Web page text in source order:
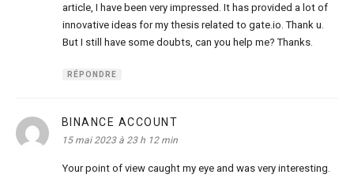
article, I have been very impressed. It has provided a lot of
innovative ideas for my thesis related to gate.io. Thank u.
But I still have some doubts, can you help me? Thanks.
RÉPONDRE
BINANCE ACCOUNT
15 mai 2023 à 23 h 12 min
Your point of view caught my eye and was very interesting.